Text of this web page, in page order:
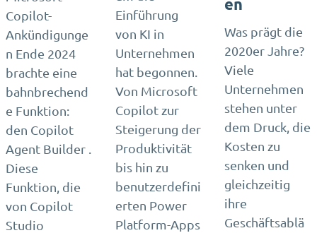
Copilot-
Ankündigunge
n Ende 2024
brachte eine
bahnbrechend
e Funktion:
den Copilot
Agent Builder .
Diese
Funktion, die
von Copilot
Studio
Einführung
von KI in
Unternehmen
hat begonnen.
Von Microsoft
Copilot zur
Steigerung der
Produktivität
bis hin zu
benutzerdefini
erten Power
Platform-Apps
en
Was prägt die
2020er Jahre?
Viele
Unternehmen
stehen unter
dem Druck, die
Kosten zu
senken und
gleichzeitig
ihre
Geschäftsablä